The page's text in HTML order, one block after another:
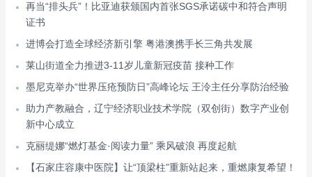
再当“排头兵”！比亚迪获颁国内首张SGS承诺碳中和符合声明
证书
进博会打造全球经济新引擎 粤港澳携手长三角共发展
莱山街道全力推进3-11岁儿童新冠疫苗 接种工作
墨尼克举办“世界压疮预防日”高峰论坛 王泠主任分享防治经验
助力产教融合，辽宁经济职业技术学院（双创街）数字产业创
新中心成立
克丽缇娜“燃灯基金·阅读力量” 乘风破浪 再度起航
【石家庄容康中医院】让“顶梁柱”重新站起来，重燃康复希望！